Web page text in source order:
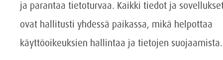
ja parantaa tietoturvaa. Kaikki tiedot ja
ovat hallitusti yhdessä paikassa, mikä helpottaa
käyttöoikeuksien hallintaa ja tietojen suojaamista.